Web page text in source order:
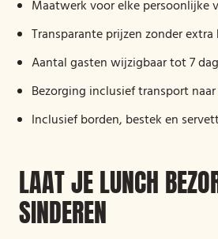
Maatwerk voor elke persoonlijke
Transparante prijzen zonder extra
Aantal gasten wijzigbaar tot 7
Bezorging inclusief transport
Inclusief borden, bestek en
LAAT JE LUNCH
SINDEREN